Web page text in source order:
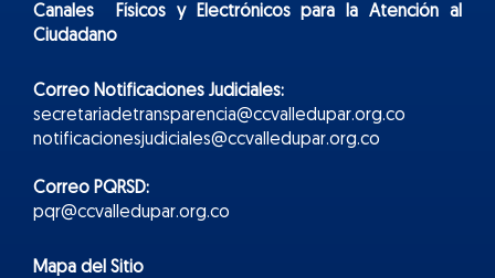
Canales Físicos yElectrónicospara la Atención al
Ciudadano
Correo Notificaciones Judiciales:
secretariadetransparencia@ccvalledupar.org.co
notificacionesjudiciales@ccvalledupar.org.co
Correo PQRSD:
pqr@ccvalledupar.org.co
Mapa del Sitio